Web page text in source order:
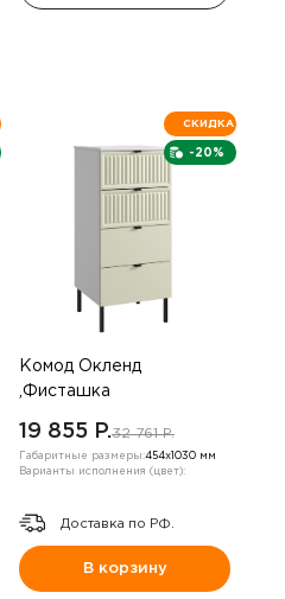
-20%
СКИДКА
Комод Окленд
,Фисташка
19 855 P.32 761 P.
Габаритные размеры:454х1030 мм
Варианты исполнения (цвет):
Доставка по РФ.
В корзину